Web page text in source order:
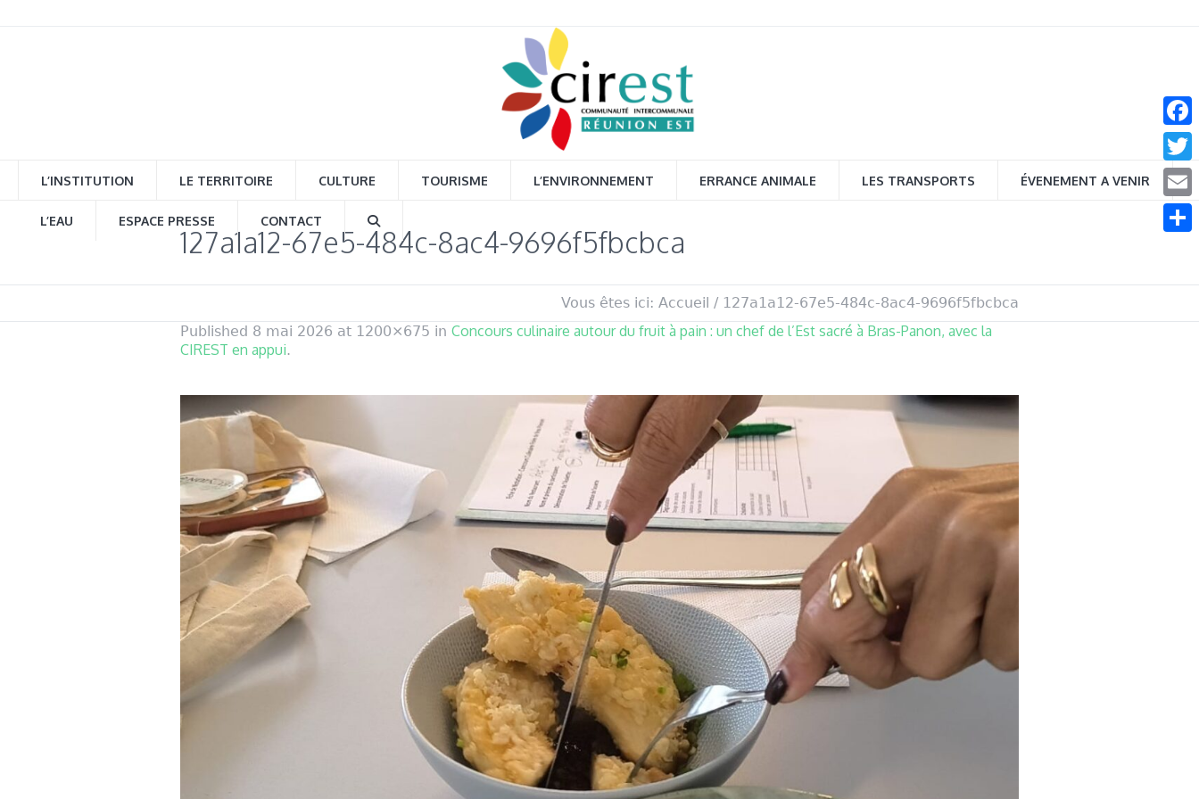
L’INSTITUTION LE TERRITOIRE CULTURE TOURISME L’ENVIRONNEMENT ERRANCE ANIMALE LES TRANSPORTS ÉVENEMENT A VENIR
L’EAU ESPACE PRESSE CONTACT
127a1a12-67e5-484c-8ac4-9696f5fbcbca
Vous êtes ici: Accueil / 127a1a12-67e5-484c-8ac4-9696f5fbcbca
Published 8 mai 2026 at 1200×675 in Concours culinaire autour du fruit à pain : un chef de l’Est sacré à Bras-Panon, avec la
CIREST en appui.
Email